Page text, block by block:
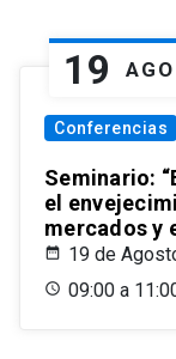
19 AGO
Conferencias
Seminario:
el
mercados y
19 de
09:00 a